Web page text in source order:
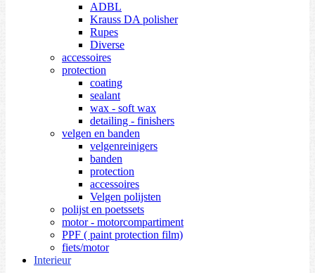
ADBL
Krauss DA polisher
Rupes
Diverse
accessoires
protection
coating
sealant
wax - soft wax
detailing - finishers
velgen en banden
velgenreinigers
banden
protection
accessoires
Velgen polijsten
polijst en poetssets
motor - motorcompartiment
PPF ( paint protection film)
fiets/motor
Interieur